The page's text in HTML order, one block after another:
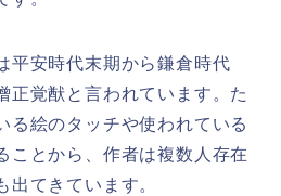
平安時代末期から鎌倉時代
正覚猷と言われています。た
る絵のタッチや使われている
ことから、作者は複数人存在
出てきています。